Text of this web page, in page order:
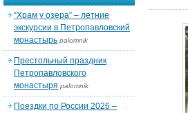
“Храм у озера” – летние
экскурсии в Петропавловский
монастырь palomnik
Престольный праздник
Петропавловского
монастыря palomnik
Поездки по России 2026 –